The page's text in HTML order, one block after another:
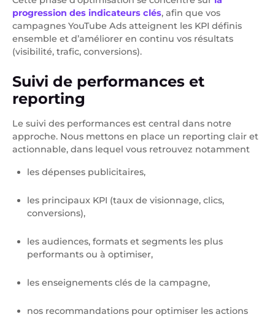
progression des indicateurs clés, afin que vos
campagnes YouTube Ads atteignent les KPI définis
ensemble et d’améliorer en continu vos résultats
(visibilité, trafic, conversions).
Suivi de performances et
reporting
Le suivi des performances est central dans notre
approche. Nous mettons en place un reporting clair et
actionnable, dans lequel vous retrouvez notamment
les dépenses publicitaires,
les principaux KPI (taux de visionnage, clics,
conversions),
les audiences, formats et segments les plus
performants ou à optimiser,
les enseignements clés de la campagne,
nos recommandations pour optimiser les actions